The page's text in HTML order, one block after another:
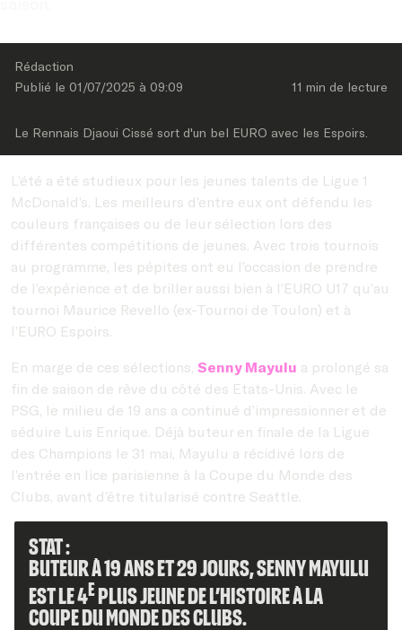
Rédaction
Publié le 01/07/2025 à 09:09 11 min de lecture
Le Rennais Djaoui Cissé sort d'un bel EURO avec les Espoirs.
L’été a été studieux pour les jeunes talents de Ligue 1
McDonald’s. Les meilleurs d’entre eux ont défendu les
couleurs françaises ou de leur sélection lors des
différentes compétitions de jeunes. Avec trois tournois
au programme, les pépites ont eu l’occasion de prendre
de l’expérience et de briller aussi bien à l’EURO U17 qu’au
tournoi Maurice Revello (ex-Tournoi de Toulon) et à
l’EURO Espoirs.
En marge de ces sélections, Senny Mayulu a prolongé sa
fin de saison de rêve du côté des Etats-Unis. Avec le
PSG, le milieu de 19 ans a continué d’impressionner et de
séduire Luis Enrique. Déjà buteur en finale de la Ligue
des Champions le 31 mai, Mayulu a récidivé lors de
l’entrée en lice parisienne à la Coupe du Monde des
Clubs, avant d’être titularisé contre Seattle.
Stat :
Buteur à 19 ans et 29 jours, Senny Mayulu
est le 4eplus jeune de l’histoire à la
Coupe du Monde des clubs.